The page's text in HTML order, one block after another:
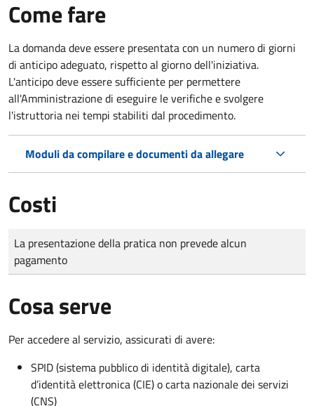
Come fare
La domanda deve essere presentatacon un numero di giorni
di anticipo adeguato, rispetto al giorno dell'iniziativa.
L'anticipo deve essere sufficiente per permettere
all'Amministrazione di eseguire le verifiche e svolgere
l'istruttoria nei tempi stabiliti dal procedimento.
Moduli da compilare e documenti da allegare
Costi
Tipo di pagamento
Importo
La presentazione della pratica non prevede alcun
pagamento
Cosa serve
Per accedere al servizio, assicurati di avere:
SPID (sistema pubblico di identità digitale), carta
d’identità elettronica (CIE) o carta nazionale dei servizi
(CNS)